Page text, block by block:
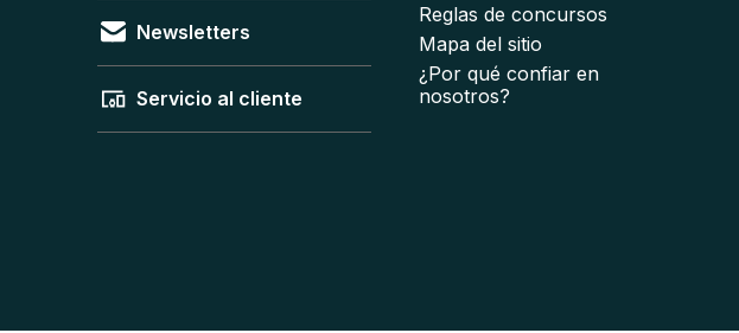
Newsletters
Servicio al cliente
Reglas de concursos
Mapa del sitio
¿Por qué confiar en
nosotros?